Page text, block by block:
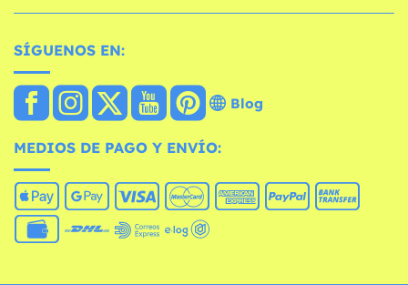
SÍGUENOS EN:
Blog
MEDIOS DE PAGO Y ENVÍO: